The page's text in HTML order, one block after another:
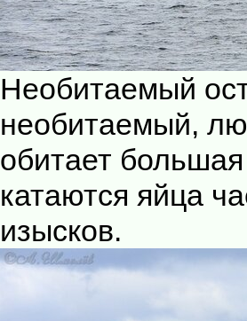
Необитаемый
необитаемый,
обитает
катаются яйца
изысков.